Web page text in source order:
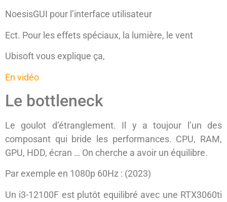
NoesisGUI pour l’interface utilisateur
Ect. Pour les effets spéciaux, la lumière, le vent
Ubisoft vous explique ça,
En vidéo
Le bottleneck
Le goulot d’étranglement. Il y a toujour l’un des
composant qui bride les performances. CPU, RAM,
GPU, HDD, écran … On cherche a avoir un équilibre.
Par exemple en 1080p 60Hz : (2023)
Un i3-12100F est plutôt equilibré avec une RTX3060ti